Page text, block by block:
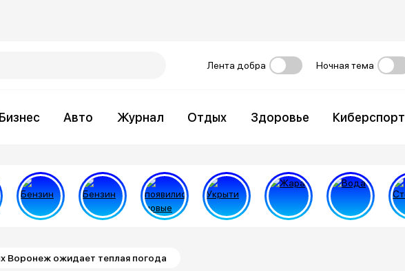
Лента добра Ночная тема
Бизнес Авто Журнал Отдых Здоровье Киберспорт
Воронеж ожидает теплая погода